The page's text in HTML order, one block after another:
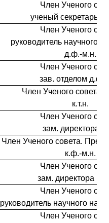
Член Ученого
ученый секретарь
Член Ученого
руководитель научного
д.ф.-м.н.
Член Ученого
зав. отделом
Член Ученого совета,
к.т.н.
Член Ученого
зам. директора
Член Ученого совета.
к.ф.-м.н.
Член Ученого
зам. директора
Член Ученого
руководитель научного
Член Ученого